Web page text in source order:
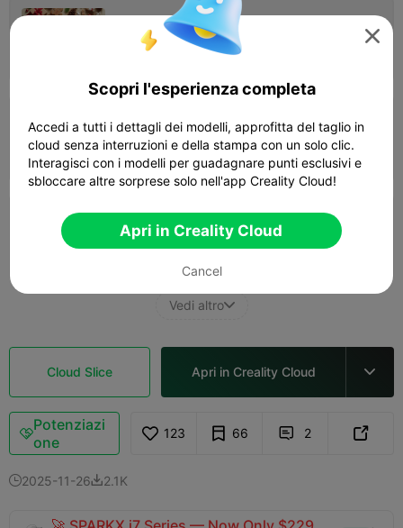
0.08mm layer, 2 walls, 10% infill
Autore 15m 45s 
0.08mm layer, 2 walls, 15% infill
 11m 32s  1 plates  4.42g
0.2mm layer, 2 walls, 10% infill
 07m 51s  1 plates  3.15g
Vedi altro
Cloud Slice Apri in Creality Cloud 
Potenziazi
one
123 66  2 
2025-11-262.1K

Scopri l'esperienza completa
Accedi a tutti i dettagli dei modelli, approfitta del taglio in
cloud senza interruzioni e della stampa con un solo clic.
Interagisci con i modelli per guadagnare punti esclusivi e
sbloccare altre sorprese solo nell'app Creality Cloud!
Apri in Creality Cloud
Cancel